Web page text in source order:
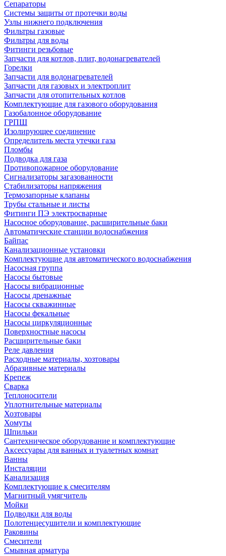
Сепараторы
Системы защиты от протечки воды
Узлы нижнего подключения
Фильтры газовые
Фильтры для воды
Фитинги резьбовые
Запчасти для котлов, плит, водонагревателей
Горелки
Запчасти для водонагревателей
Запчасти для газовых и электроплит
Запчасти для отопительных котлов
Комплектующие для газового оборудования
Газобалонное оборудование
ГРПШ
Изолирующее соединение
Определитель места утечки газа
Пломбы
Подводка для газа
Противопожарное оборудование
Сигнализаторы загазованности
Стабилизаторы напряжения
Термозапорные клапаны
Трубы стальные и листы
Фитинги ПЭ электросварные
Насосное оборудование, расширительные баки
Автоматические станции водоснабжения
Байпас
Канализационные установки
Комплектующие для автоматического водоснабжения
Насосная группа
Насосы бытовые
Насосы вибрационные
Насосы дренажные
Насосы скважинные
Насосы фекальные
Насосы циркуляционные
Поверхностные насосы
Расширительные баки
Реле давления
Расходные материалы, хозтовары
Абразивные материалы
Крепеж
Сварка
Теплоносители
Уплотнительные материалы
Хозтовары
Хомуты
Шпильки
Сантехническое оборудование и комплектующие
Аксессуары для ванных и туалетных комнат
Ванны
Инсталяции
Канализация
Комплектующие к смесителям
Магнитный умягчитель
Мойки
Подводки для воды
Полотенцесушители и комплектующие
Раковины
Смесители
Смывная арматура